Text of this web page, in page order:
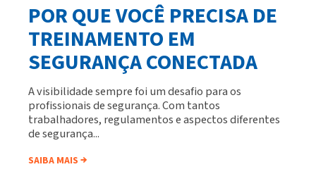
POR QUE VOCÊ PRECISA DE
TREINAMENTO EM
SEGURANÇA CONECTADA
A visibilidade sempre foi um desafio para os
profissionais de segurança. Com tantos
trabalhadores, regulamentos e aspectos diferentes
de segurança...
SAIBA MAIS